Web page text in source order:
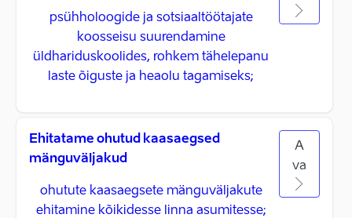
psühholoogide ja sotsiaaltöötajate
koosseisu suurendamine
üldhariduskoolides, rohkem tähelepanu
laste õiguste ja heaolu tagamiseks;
Ehitatame ohutud kaasaegsed
mänguväljakud
ohutute kaasaegsete mänguväljakute
ehitamine kõikidesse linna asumitesse;
A
va